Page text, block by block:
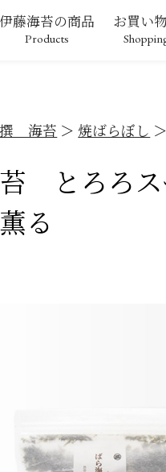
伊藤海苔の商品
Products
お買い
海苔 焼ばらぼし
とろろス
る